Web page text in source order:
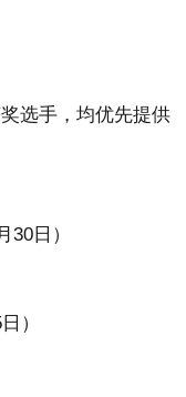
选手，均优先提供
日）
）